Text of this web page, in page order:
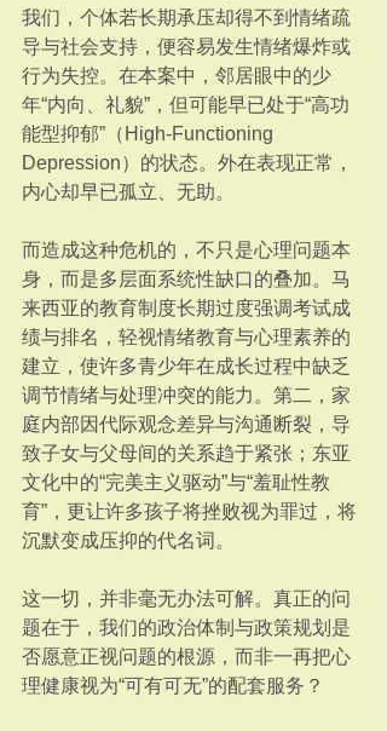
我们，个体若长期承压却得不到情绪疏
导与社会支持，便容易发生情绪爆炸或
行为失控。在本案中，邻居眼中的少
年“内向、礼貌”，但可能早已处于“高功
能型抑郁”（High-Functioning
Depression）的状态。外在表现正常，
内心却早已孤立、无助。
而造成这种危机的，不只是心理问题本
身，而是多层面系统性缺口的叠加。马
来西亚的教育制度长期过度强调考试成
绩与排名，轻视情绪教育与心理素养的
建立，使许多青少年在成长过程中缺乏
调节情绪与处理冲突的能力。第二，家
庭内部因代际观念差异与沟通断裂，导
致子女与父母间的关系趋于紧张；东亚
文化中的“完美主义驱动”与“羞耻性教
育”，更让许多孩子将挫败视为罪过，将
沉默变成压抑的代名词。
这一切，并非毫无办法可解。真正的问
题在于，我们的政治体制与政策规划是
否愿意正视问题的根源，而非一再把心
理健康视为“可有可无”的配套服务？